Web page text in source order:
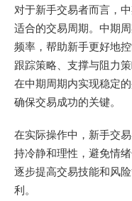
对于新手交易者而言，
适合的交易周期。中期
频率，帮助新手更好地
跟踪策略、支撑与阻力
在中期周期内实现稳定
确保交易成功的关键。
在实际操作中，新手交
持冷静和理性，避免情
逐步提高交易技能和风
利。